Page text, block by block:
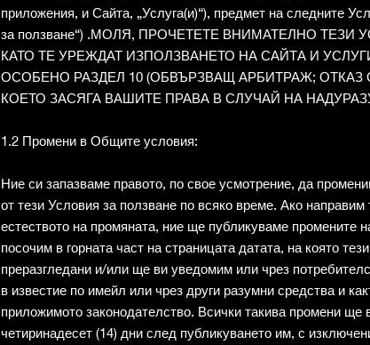
приложения, и Сайта, „Услуга(и)“), предмет на следните
за ползване“) .МОЛЯ, ПРОЧЕТЕТЕ ВНИМАТЕЛНО ТЕЗИ
КАТО ТЕ УРЕЖДАТ ИЗПОЛЗВАНЕТО НА САЙТА И
ОСОБЕНО РАЗДЕЛ 10 (ОБВЪРЗВАЩ АРБИТРАЖ; ОТКАЗ
КОЕТО ЗАСЯГА ВАШИТЕ ПРАВА В СЛУЧАЙ НА
1.2 Промени в Общите условия:
Ние си запазваме правото, по свое усмотрение, да
от тези Условия за ползване по всяко време. Ако направим
естеството на промяната, ние ще публикуваме промените
посочим в горната част на страницата датата, на която
преразгледани и/или ще ви уведомим или чрез
в известие по имейл или чрез други разумни средства и
приложимото законодателство. Всички такива промени ще
четиринадесет (14) дни след публикуването им, с